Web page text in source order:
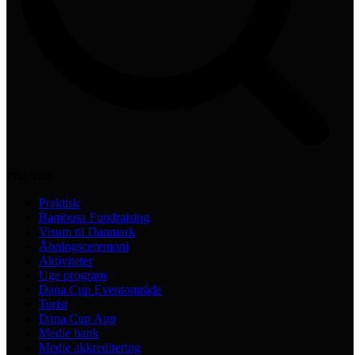
Praktisk
Bambusa Fundraising
Visum til Danmark
Åbningsceremoni
Aktiviteter
Uge program
Dana Cup Eventområde
Turist
Dana Cup App
Medie bank
Medie akkreditering